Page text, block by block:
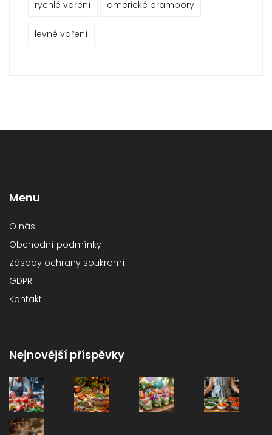
rychlé vaření americké brambory
levné vaření
Menu
O nás
Obchodní podmínky
Zásady ochrany soukromí
GDPR
Kontakt
Nejnovější příspěvky